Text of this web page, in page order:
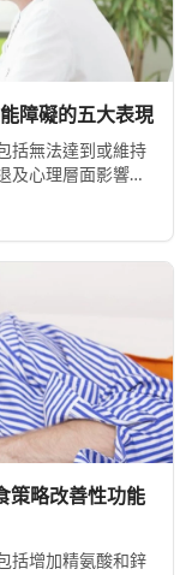
障礙的五大表現
括無法達到或維持
及心理層面影響。
策略改善性功能
括增加精氨酸和鋅